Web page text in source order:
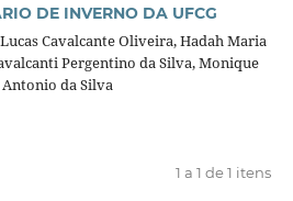
DE INVERNO DA UFCG
Cavalcante Oliveira, Hadah Maria
Pergentino da Silva, Monique
da Silva
1 a 1 de 1 itens